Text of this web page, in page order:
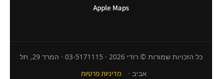
Apple Maps
כל הזכויות שמורות © רודי 2026 · 03-5171115 · המרד 29, תל
אביב ·
מדיניות פרטיות